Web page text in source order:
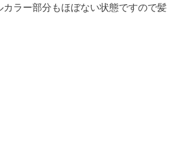
カラー部分もほぼない状態ですので髪